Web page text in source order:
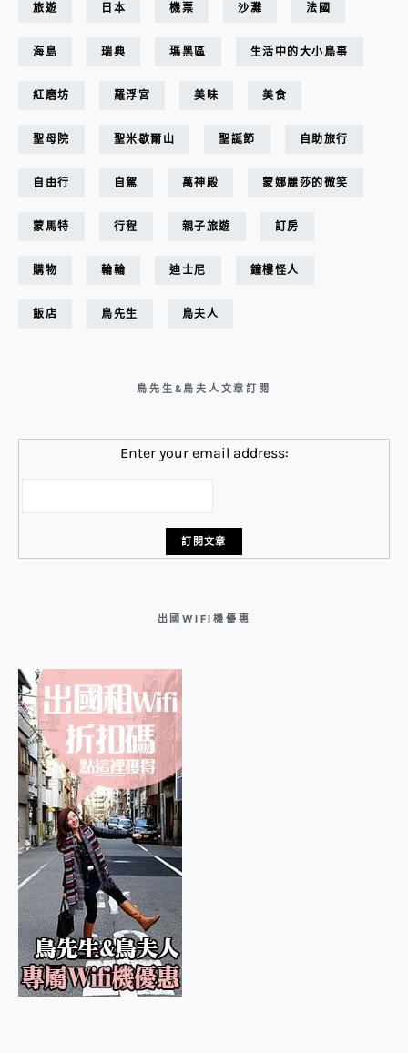
旅遊 日本 機票 沙灘 法國
海島 瑞典 瑪黑區 生活中的大小鳥事
紅磨坊 羅浮宮 美味 美食
聖母院 聖米歇爾山 聖誕節 自助旅行
自由行 自駕 萬神殿 蒙娜麗莎的微笑
蒙馬特 行程 親子旅遊 訂房
購物 輪輪 迪士尼 鐘樓怪人
飯店 鳥先生 鳥夫人
鳥先生&鳥夫人文章訂閱
Enter your email address:
出國WIFI機優惠